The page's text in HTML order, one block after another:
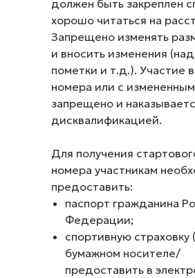
должен быть закреплен
хорошо читаться на
Запрещено изменять
и вносить изменения
пометки и т.д.). Участие
номера или с
запрещено и
дисквалификацией.
Для получения
номера участникам
предоставить:
паспорт гражданина
Федерации;
спортивную страховку
бумажном носителе/
предоставить в